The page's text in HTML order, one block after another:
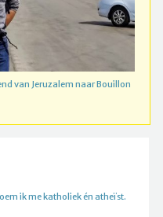
van Jeruzalem naar Bouillon
ik me katholiek én atheïst.